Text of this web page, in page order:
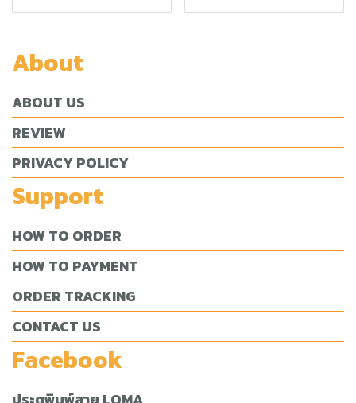
About
ABOUT US
REVIEW
PRIVACY POLICY
Support
HOW TO ORDER
HOW TO PAYMENT
ORDER TRACKING
CONTACT US
Facebook